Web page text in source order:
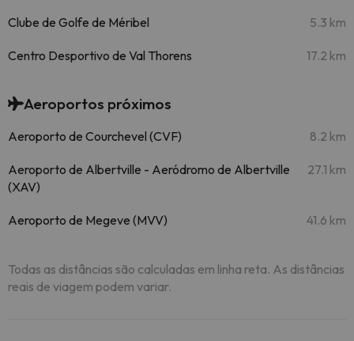
Clube de Golfe de Méribel 5.3 km
Centro Desportivo de Val Thorens 17.2 km
Aeroportos próximos
Aeroporto de Courchevel (CVF) 8.2 km
Aeroporto de Albertville - Aeródromo de Albertville
(XAV)
27.1 km
Aeroporto de Megeve (MVV) 41.6 km
Todas as distâncias são calculadas em linha reta. As distâncias
reais de viagem podem variar.